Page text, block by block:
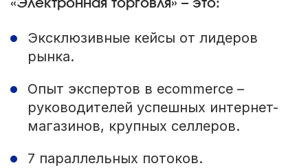
«Электронная торговля» – это:
Эксклюзивные кейсы от лидеров
рынка.
Опыт экспертов в ecommerce –
руководителей успешных интернет-
магазинов, крупных селлеров.
7 параллельных потоков.